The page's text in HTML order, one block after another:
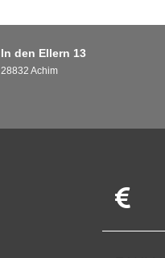
In den Ellern 13
28832 Achim